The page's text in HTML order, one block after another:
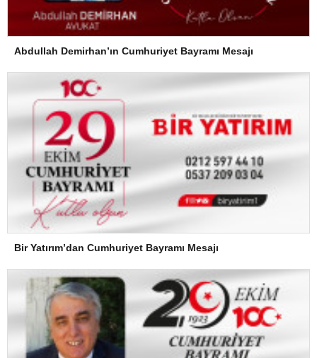
Abdullah Demirhan’ın Cumhuriyet Bayramı Mesajı
Bir Yatırım’dan Cumhuriyet Bayramı Mesajı